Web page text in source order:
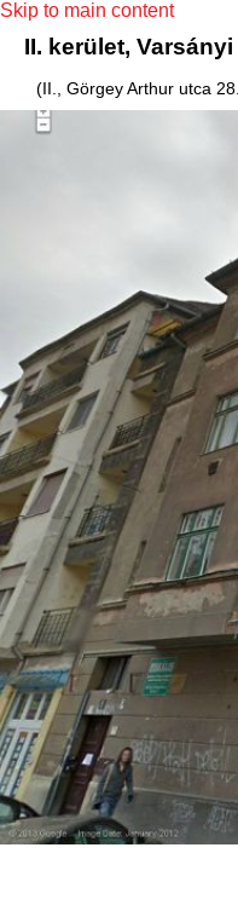
Skip to main content
II. kerület,
(II., Görgey Arthur utca